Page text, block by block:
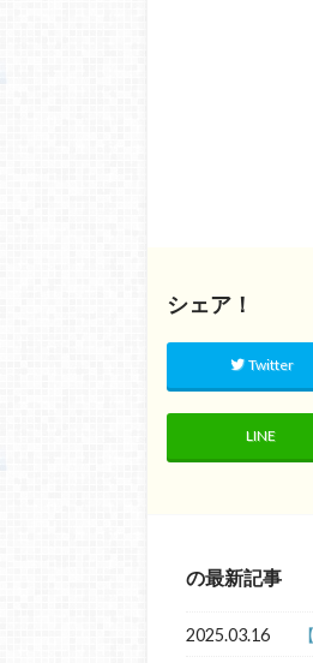
シェア！
Twitter
LINE
の最新記事
2025.03.16